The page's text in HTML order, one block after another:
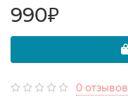
990₽
0 отзывов